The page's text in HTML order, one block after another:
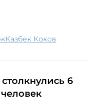
Казбек Коков
6